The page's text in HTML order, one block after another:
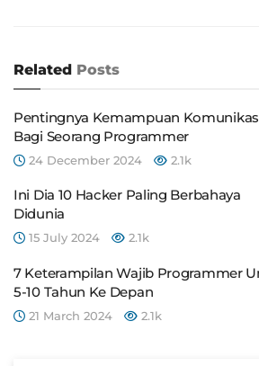
Related Posts
Pentingnya Kemampuan
Bagi Seorang Programmer
24 December 2024 2.1k
Ini Dia 10 Hacker Paling Berbahaya
Didunia
15 July 2024 2.1k
7 Keterampilan Wajib Programmer
5-10 Tahun Ke Depan
21 March 2024 2.1k